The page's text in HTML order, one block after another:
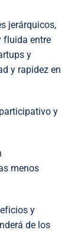
jerárquicos,
fluida entre
y
y rapidez en
y
menos
y
de los